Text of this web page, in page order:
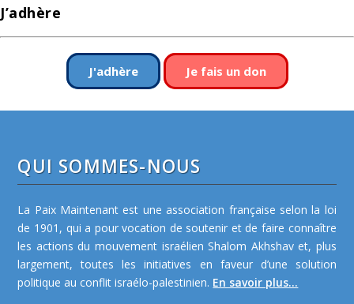
J’adhère
J'adhère Je fais un don
QUI SOMMES-NOUS
La Paix Maintenant est une association française selon la loi
de 1901, qui a pour vocation de soutenir et de faire connaître
les actions du mouvement israélien Shalom Akhshav et, plus
largement, toutes les initiatives en faveur d’une solution
politique au conflit israélo-palestinien. En savoir plus...